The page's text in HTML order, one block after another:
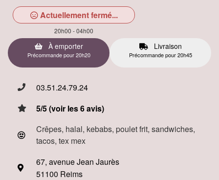
Actuellement fermé...
20h00 - 04h00
À emporter
Précommande pour 20h20
Livraison
Précommande pour 20h45
03.51.24.79.24
5/5 (voir les 6 avis)
Crêpes, halal, kebabs, poulet frit, sandwiches,
tacos, tex mex
67, avenue Jean Jaurès
51100 Reims